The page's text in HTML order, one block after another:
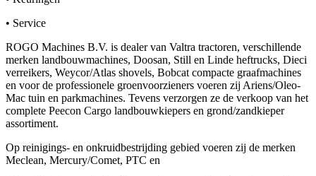
• Service
ROGO Machines B.V. is dealer van Valtra tractoren, verschillende
merken landbouwmachines, Doosan, Still en Linde heftrucks, Dieci
verreikers, Weycor/Atlas shovels, Bobcat compacte graafmachines
en voor de professionele groenvoorzieners voeren zij Ariens/Oleo-
Mac tuin en parkmachines. Tevens verzorgen ze de verkoop van het
complete Peecon Cargo landbouwkiepers en grond/zandkieper
assortiment.
Op reinigings- en onkruidbestrijding gebied voeren zij de merken
Meclean, Mercury/Comet, PTC en